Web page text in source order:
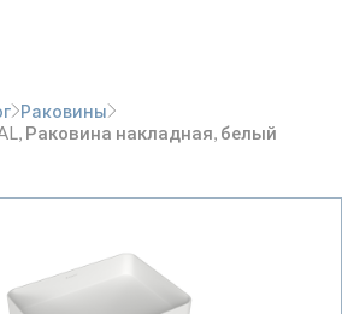
Раковины
Раковина накладная, белый